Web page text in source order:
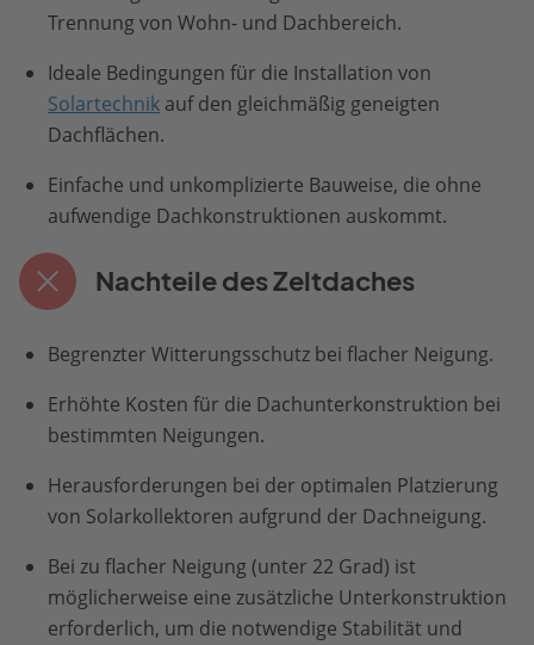
Trennung von Wohn- und Dachbereich.
Ideale Bedingungen für die Installation von
Solartechnik auf den gleichmäßig geneigten
Dachflächen.
Einfache und unkomplizierte Bauweise, die ohne
aufwendige Dachkonstruktionen auskommt.
Nachteile des Zeltdaches
Begrenzter Witterungsschutz bei flacher Neigung.
Erhöhte Kosten für die Dachunterkonstruktion bei
bestimmten Neigungen.
Herausforderungen bei der optimalen Platzierung
von Solarkollektoren aufgrund der Dachneigung.
Bei zu flacher Neigung (unter 22 Grad) ist
möglicherweise eine zusätzliche Unterkonstruktion
erforderlich, um die notwendige Stabilität und